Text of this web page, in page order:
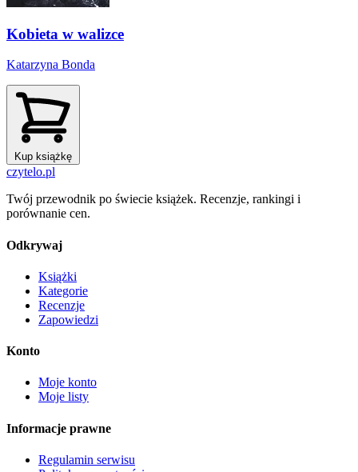
Kobieta w walizce
Katarzyna Bonda
Kup książkę
czytelo.pl
Twój przewodnik po świecie książek. Recenzje, rankingi i
porównanie cen.
Odkrywaj
Książki
Kategorie
Recenzje
Zapowiedzi
Konto
Moje konto
Moje listy
Informacje prawne
Regulamin serwisu